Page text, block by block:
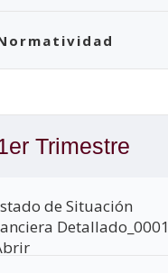
Trimestre
de Situación
Detallado_0001